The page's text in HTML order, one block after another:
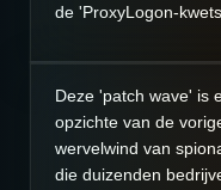
de 'ProxyLogon-
Deze 'patch wave' is
opzichte van de
wervelwind van
die duizenden